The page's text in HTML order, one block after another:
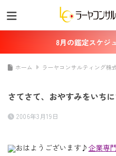
8月の鑑定スケジ
ホーム ラーヤコンサルティング株
さてさて、おやすみをいち
2006年3月19日
おはようございます♪企業専